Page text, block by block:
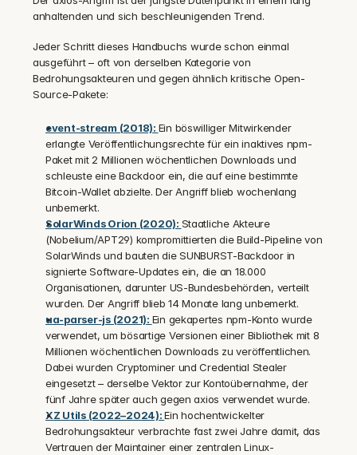
anhaltenden und sich beschleunigenden Trend.
Jeder Schritt dieses Handbuchs wurde schon einmal
ausgeführt – oft von derselben Kategorie von
Bedrohungsakteuren und gegen ähnlich kritische Open-
Source-Pakete:
event-stream (2018): Ein böswilliger Mitwirkender
erlangte Veröffentlichungsrechte für ein inaktives npm-
Paket mit 2 Millionen wöchentlichen Downloads und
schleuste eine Backdoor ein, die auf eine bestimmte
Bitcoin-Wallet abzielte. Der Angriff blieb wochenlang
unbemerkt.
SolarWinds Orion (2020): Staatliche Akteure
(Nobelium/APT29) kompromittierten die Build-Pipeline von
SolarWinds und bauten die SUNBURST-Backdoor in
signierte Software-Updates ein, die an 18.000
Organisationen, darunter US-Bundesbehörden, verteilt
wurden. Der Angriff blieb 14 Monate lang unbemerkt.
ua-parser-js (2021): Ein gekapertes npm-Konto wurde
verwendet, um bösartige Versionen einer Bibliothek mit 8
Millionen wöchentlichen Downloads zu veröffentlichen.
Dabei wurden Cryptominer und Credential Stealer
eingesetzt – derselbe Vektor zur Kontoübernahme, der
fünf Jahre später auch gegen axios verwendet wurde.
XZ Utils (2022–2024): Ein hochentwickelter
Bedrohungsakteur verbrachte fast zwei Jahre damit, das
Vertrauen der Maintainer einer zentralen Linux-